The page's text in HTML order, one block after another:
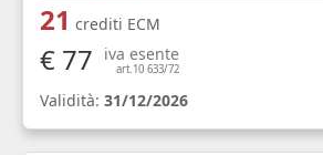
21 crediti ECM
€ 77 iva esente
art.10 633/72
Validità: 31/12/2026